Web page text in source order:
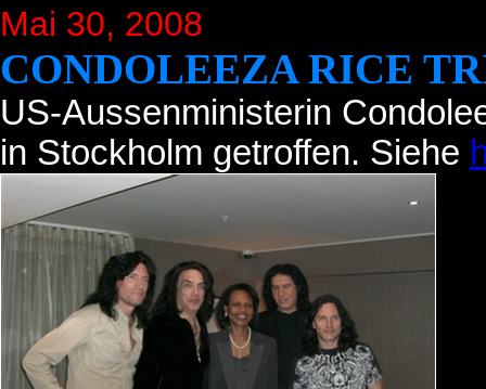
Mai 30, 2008
CONDOLEEZA RICE
US-Aussenministerin
in Stockholm getroffen. Siehe